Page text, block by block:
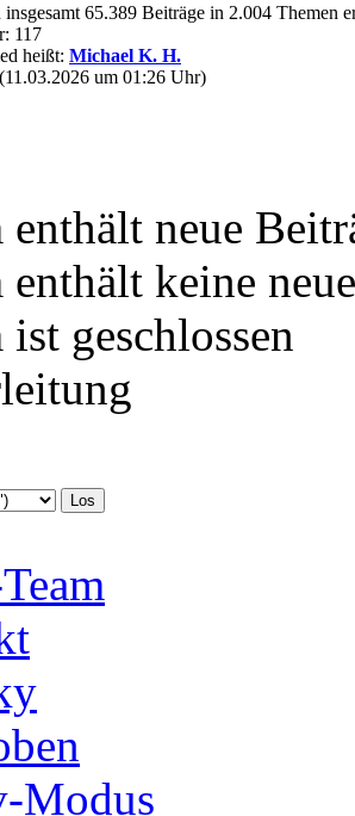
65.389 Beiträge in 2.004 Themen
117
heißt: Michael K. H.
um 01:26 Uhr)
enthält neue
enthält keine
geschlossen
Modus